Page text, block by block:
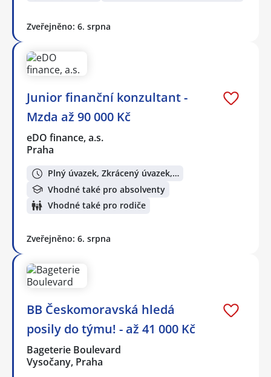
Zveřejněno: 6. srpna
Junior finanční konzultant -
Mzda až 90 000 Kč
eDO finance, a.s.
Praha
Plný úvazek, Zkrácený úvazek,…
Vhodné také pro absolventy
Vhodné také pro rodiče
Zveřejněno: 6. srpna
BB Českomoravská hledá
posily do týmu! - až 41 000 Kč
Bageterie Boulevard
Vysočany, Praha